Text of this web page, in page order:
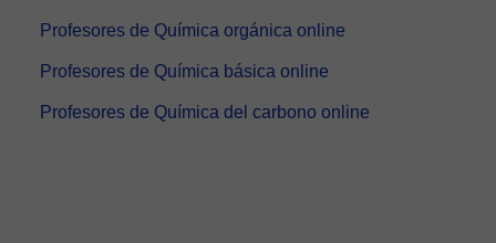
Profesores de Química orgánica online
Profesores de Química básica online
Profesores de Química del carbono online